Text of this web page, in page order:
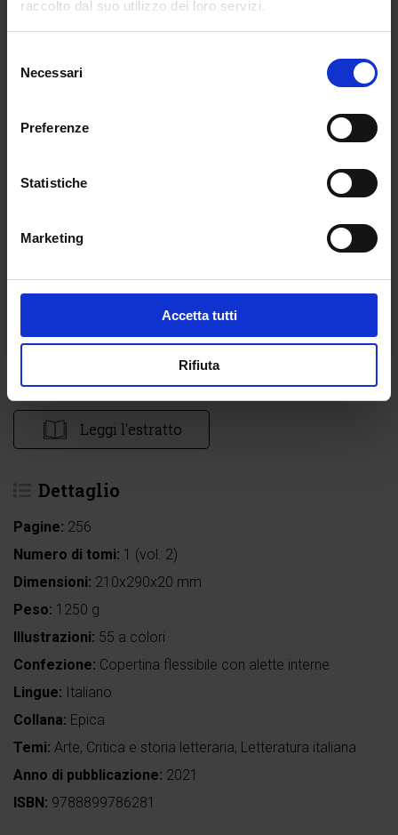
raccolto dal suo utilizzo dei loro servizi.
delNecessari
Preferenze
Statistiche
Marketing
Accetta tutti
Rifiuta
(Click here to login and review this product)
Leggi l'estratto
Dettaglio
Pagine: 256
Numero di tomi: 1 (vol. 2)
Dimensioni: 210x290x20 mm
Peso: 1250 g
Illustrazioni: 55 a colori
Confezione: Copertina flessibile con alette interne
Lingue: Italiano
Collana: Epica
Temi: Arte, Critica e storia letteraria, Letteratura italiana
Anno di pubblicazione: 2021
ISBN: 9788899786281